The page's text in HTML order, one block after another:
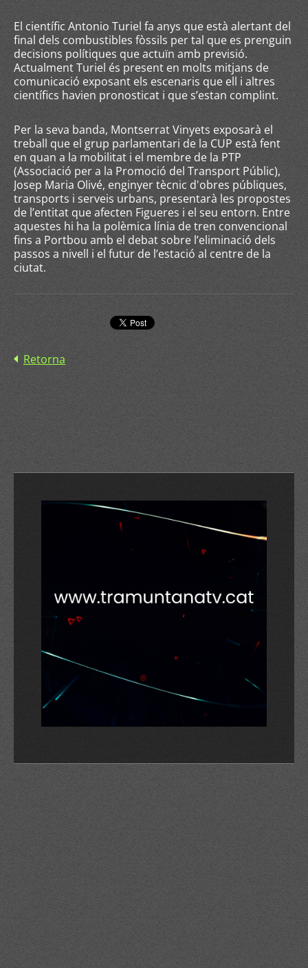
El científic Antonio Turiel fa anys que està alertant del
final dels combustibles fòssils per tal que es prenguin
decisions polítiques que actuïn amb previsió.
Actualment Turiel és present en molts mitjans de
comunicació exposant els escenaris que ell i altres
científics havien pronosticat i que s’estan complint.
Per la seva banda, Montserrat Vinyets exposarà el
treball que el grup parlamentari de la CUP està fent
en quan a la mobilitat i el membre de la PTP
(Associació per a la Promoció del Transport Públic),
Josep Maria Olivé, enginyer tècnic d'obres públiques,
transports i serveis urbans, presentarà les propostes
de l’entitat que afecten Figueres i el seu entorn. Entre
aquestes hi ha la polèmica línia de tren convencional
fins a Portbou amb el debat sobre l’eliminació dels
passos a nivell i el futur de l’estació al centre de la
ciutat.
Retorna